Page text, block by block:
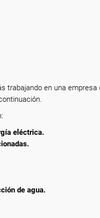
trabajando en una empresa
eléctrica.
de agua.